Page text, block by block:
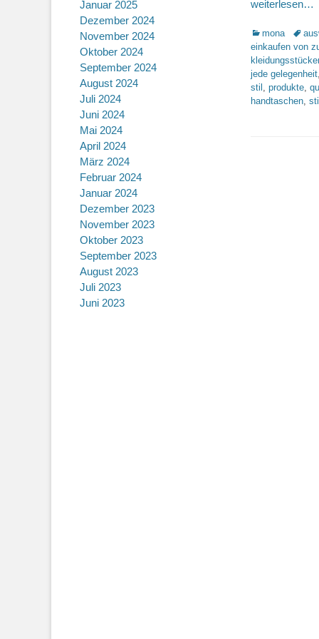
weiterlesen…
Kategorien
mona
einkaufen von
jede gelegenheit
stil , produkte,
handtaschen,
Januar 2025
Dezember 2024
November 2024
Oktober 2024
September 2024
August 2024
Juli 2024
Juni 2024
Mai 2024
April 2024
März 2024
Februar 2024
Januar 2024
Dezember 2023
November 2023
Oktober 2023
September 2023
August 2023
Juli 2023
Juni 2023